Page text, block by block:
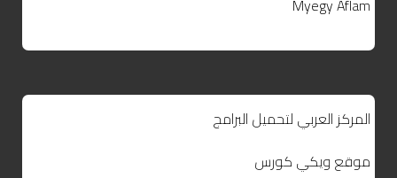
Myegy Aflam
المركز العربي لتحميل البرامج
موقع ويكي كورس